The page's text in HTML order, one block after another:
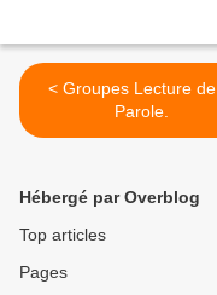
< Groupes Lecture de la
Parole.
Hébergé par Overblog
Top articles
Pages